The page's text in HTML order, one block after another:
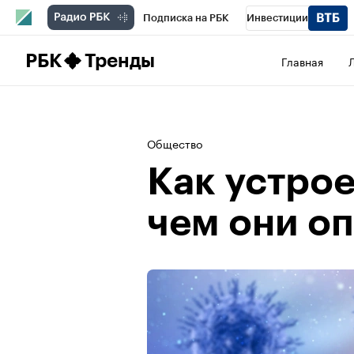
Подписка на РБК Инвестиции
РБК Тренды Главная
Общество
Как
чем они